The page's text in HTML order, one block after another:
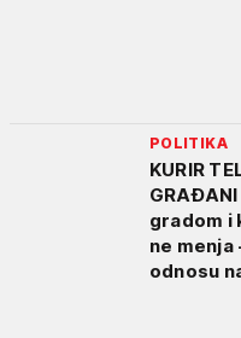
POLITIKA
KURIR
gradom i
ne
odnosu